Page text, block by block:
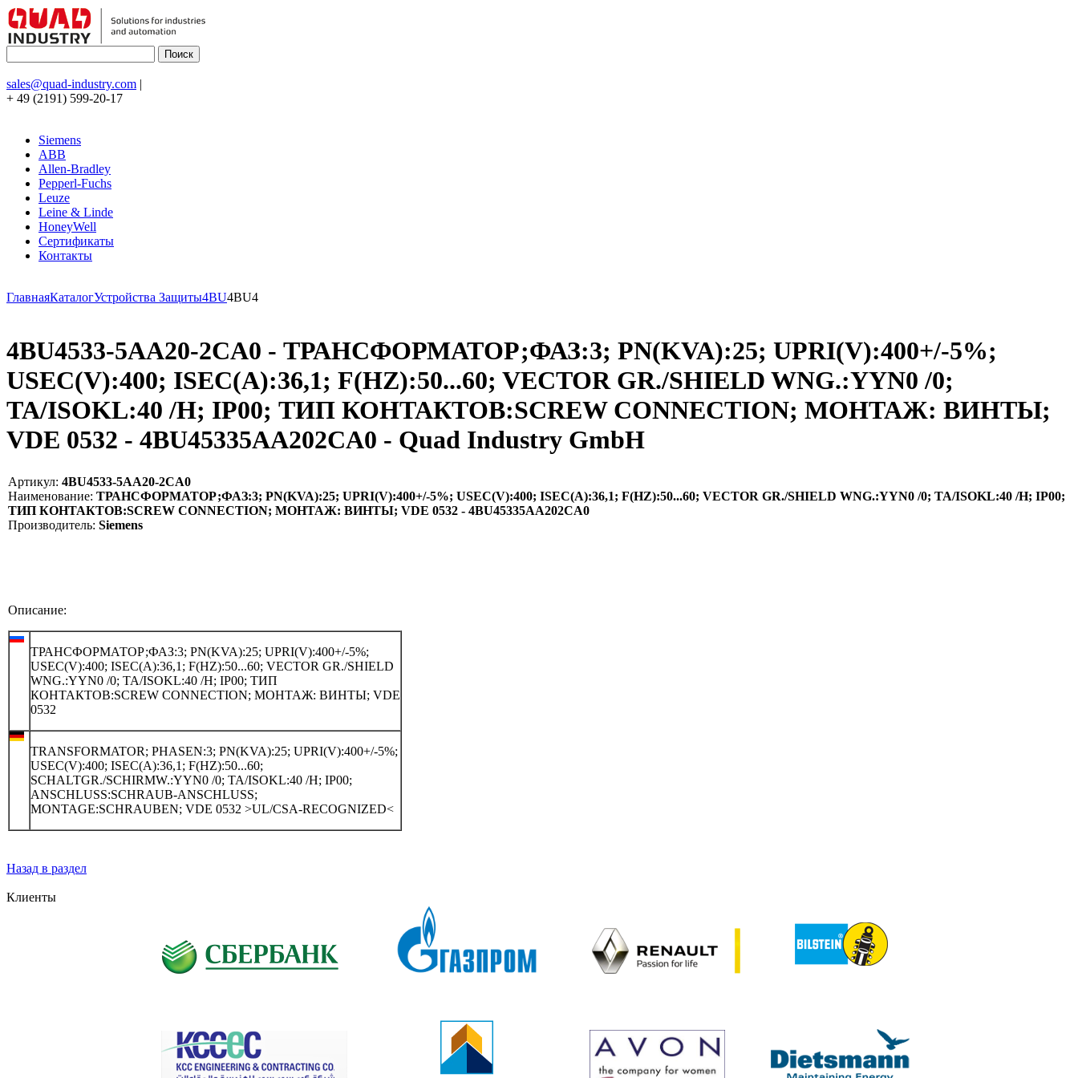
sales@quad-industry.com |
+ 49 (2191) 599-20-17
Siemens
ABB
Allen-Bradley
Pepperl-Fuchs
Leuze
Leine & Linde
HoneyWell
Сертификаты
Контакты
ГлавнаяКаталогУстройства Защиты4BU4BU4
4BU4533-5AA20-2CA0 - ТРАНСФОРМАТОР;ФАЗ:3; PN(KVA):25; UPRI(V):400+/-5%;
USEC(V):400; ISEC(A):36,1; F(HZ):50...60; VECTOR GR./SHIELD WNG.:YYN0 /0;
TA/ISOKL:40 /H; IP00; ТИП КОНТАКТОВ:SCREW CONNECTION; МОНТАЖ: ВИНТЫ;
VDE 0532 - 4BU45335AA202CA0 - Quad Industry GmbH
Артикул: 4BU4533-5AA20-2CA0
Наименование: ТРАНСФОРМАТОР;ФАЗ:3; PN(KVA):25; UPRI(V):400+/-5%; USEC(V):400; ISEC(A):36,1; F(HZ):50...60; VECTOR GR./SHIELD WNG.:YYN0 /0; TA/ISOKL:40 /H; IP00;
ТИП КОНТАКТОВ:SCREW CONNECTION; МОНТАЖ: ВИНТЫ; VDE 0532 - 4BU45335AA202CA0
Производитель: Siemens
Описание:
ТРАНСФОРМАТОР;ФАЗ:3; PN(KVA):25; UPRI(V):400+/-5%;
USEC(V):400; ISEC(A):36,1; F(HZ):50...60; VECTOR GR./SHIELD
WNG.:YYN0 /0; TA/ISOKL:40 /H; IP00; ТИП
КОНТАКТОВ:SCREW CONNECTION; МОНТАЖ: ВИНТЫ; VDE
0532
TRANSFORMATOR; PHASEN:3; PN(KVA):25; UPRI(V):400+/-5%;
USEC(V):400; ISEC(A):36,1; F(HZ):50...60;
SCHALTGR./SCHIRMW.:YYN0 /0; TA/ISOKL:40 /H; IP00;
ANSCHLUSS:SCHRAUB-ANSCHLUSS;
MONTAGE:SCHRAUBEN; VDE 0532 >UL/CSA-RECOGNIZED<
Назад в раздел
Клиенты